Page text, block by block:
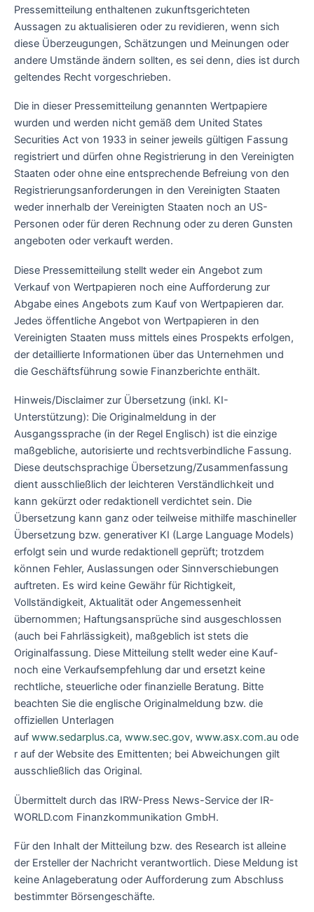
Pressemitteilung enthaltenen zukunftsgerichteten
Aussagen zu aktualisieren oder zu revidieren, wenn sich
diese Überzeugungen, Schätzungen und Meinungen oder
andere Umstände ändern sollten, es sei denn, dies ist durch
geltendes Recht vorgeschrieben.
Die in dieser Pressemitteilung genannten Wertpapiere
wurden und werden nicht gemäß dem United States
Securities Act von 1933 in seiner jeweils gültigen Fassung
registriert und dürfen ohne Registrierung in den Vereinigten
Staaten oder ohne eine entsprechende Befreiung von den
Registrierungsanforderungen in den Vereinigten Staaten
weder innerhalb der Vereinigten Staaten noch an US-
Personen oder für deren Rechnung oder zu deren Gunsten
angeboten oder verkauft werden.
Diese Pressemitteilung stellt weder ein Angebot zum
Verkauf von Wertpapieren noch eine Aufforderung zur
Abgabe eines Angebots zum Kauf von Wertpapieren dar.
Jedes öffentliche Angebot von Wertpapieren in den
Vereinigten Staaten muss mittels eines Prospekts erfolgen,
der detaillierte Informationen über das Unternehmen und
die Geschäftsführung sowie Finanzberichte enthält.
Hinweis/Disclaimer zur Übersetzung (inkl. KI-
Unterstützung): Die Originalmeldung in der
Ausgangssprache (in der Regel Englisch) ist die einzige
maßgebliche, autorisierte und rechtsverbindliche Fassung.
Diese deutschsprachige Übersetzung/Zusammenfassung
dient ausschließlich der leichteren Verständlichkeit und
kann gekürzt oder redaktionell verdichtet sein. Die
Übersetzung kann ganz oder teilweise mithilfe maschineller
Übersetzung bzw. generativer KI (Large Language Models)
erfolgt sein und wurde redaktionell geprüft; trotzdem
können Fehler, Auslassungen oder Sinnverschiebungen
auftreten. Es wird keine Gewähr für Richtigkeit,
Vollständigkeit, Aktualität oder Angemessenheit
übernommen; Haftungsansprüche sind ausgeschlossen
(auch bei Fahrlässigkeit), maßgeblich ist stets die
Originalfassung. Diese Mitteilung stellt weder eine Kauf-
noch eine Verkaufsempfehlung dar und ersetzt keine
rechtliche, steuerliche oder finanzielle Beratung. Bitte
beachten Sie die englische Originalmeldung bzw. die
offiziellen Unterlagen
auf www.sedarplus.ca, www.sec.gov, www.asx.com.au ode
r auf der Website des Emittenten; bei Abweichungen gilt
ausschließlich das Original.
Übermittelt durch das IRW-Press News-Service der IR-
WORLD.com Finanzkommunikation GmbH.
Für den Inhalt der Mitteilung bzw. des Research ist alleine
der Ersteller der Nachricht verantwortlich. Diese Meldung ist
keine Anlageberatung oder Aufforderung zum Abschluss
bestimmter Börsengeschäfte.